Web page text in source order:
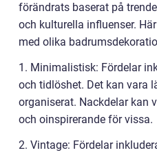
förändrats baserat på
och kulturella influenser.
med olika
1. Minimalistisk: Fördelar
och tidlöshet. Det kan vara
organiserat. Nackdelar kan
och oinspirerande för vissa.
2. Vintage: Fördelar